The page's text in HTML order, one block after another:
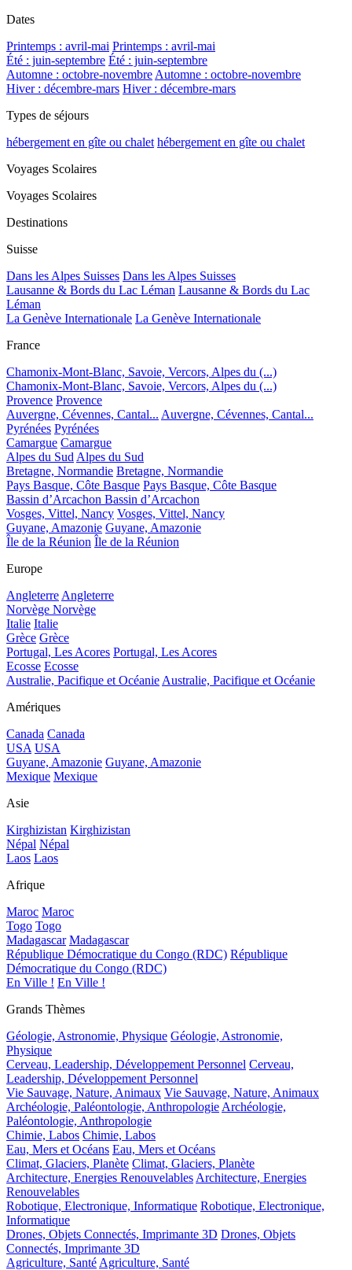
Dates
Printemps : avril-mai Printemps : avril-mai
Été : juin-septembre Été : juin-septembre
Automne : octobre-novembre Automne : octobre-novembre
Hiver : décembre-mars Hiver : décembre-mars
Types de séjours
hébergement en gîte ou chalet hébergement en gîte ou chalet
Voyages Scolaires
Voyages Scolaires
Destinations
Suisse
Dans les Alpes Suisses Dans les Alpes Suisses
Lausanne & Bords du Lac Léman Lausanne & Bords du Lac
Léman
La Genève Internationale La Genève Internationale
France
Chamonix-Mont-Blanc, Savoie, Vercors, Alpes du (...)
Chamonix-Mont-Blanc, Savoie, Vercors, Alpes du (...)
Provence Provence
Auvergne, Cévennes, Cantal... Auvergne, Cévennes, Cantal...
Pyrénées Pyrénées
Camargue Camargue
Alpes du Sud Alpes du Sud
Bretagne, Normandie Bretagne, Normandie
Pays Basque, Côte Basque Pays Basque, Côte Basque
Bassin d’Arcachon Bassin d’Arcachon
Vosges, Vittel, Nancy Vosges, Vittel, Nancy
Guyane, Amazonie Guyane, Amazonie
Île de la Réunion Île de la Réunion
Europe
Angleterre Angleterre
Norvège Norvège
Italie Italie
Grèce Grèce
Portugal, Les Acores Portugal, Les Acores
Ecosse Ecosse
Australie, Pacifique et Océanie Australie, Pacifique et Océanie
Amériques
Canada Canada
USA USA
Guyane, Amazonie Guyane, Amazonie
Mexique Mexique
Asie
Kirghizistan Kirghizistan
Népal Népal
Laos Laos
Afrique
Maroc Maroc
Togo Togo
Madagascar Madagascar
République Démocratique du Congo (RDC) République
Démocratique du Congo (RDC)
En Ville ! En Ville !
Grands Thèmes
Géologie, Astronomie, Physique Géologie, Astronomie,
Physique
Cerveau, Leadership, Développement Personnel Cerveau,
Leadership, Développement Personnel
Vie Sauvage, Nature, Animaux Vie Sauvage, Nature, Animaux
Archéologie, Paléontologie, Anthropologie Archéologie,
Paléontologie, Anthropologie
Chimie, Labos Chimie, Labos
Eau, Mers et Océans Eau, Mers et Océans
Climat, Glaciers, Planète Climat, Glaciers, Planète
Architecture, Energies Renouvelables Architecture, Energies
Renouvelables
Robotique, Electronique, Informatique Robotique, Electronique,
Informatique
Drones, Objets Connectés, Imprimante 3D Drones, Objets
Connectés, Imprimante 3D
Agriculture, Santé Agriculture, Santé